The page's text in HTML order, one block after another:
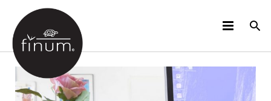
PRODUCTOS
B2B